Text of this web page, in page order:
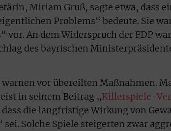
Miriam Gruß, sagte etwa, dass
Problems“ bedeute. Sie
vor. An dem Widerspruch der FDP
des bayrischen
warnen vor übereilten Maßnahmen.
in seinem Beitrag „Killerspiele-
dass die langfristige Wirkung von
sei. Solche Spiele steigerten zwar